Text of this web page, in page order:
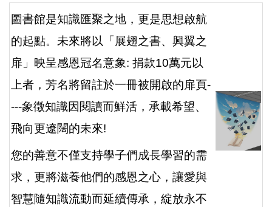
圖書館是知識匯聚之地，更是思想啟航
的起點。未來將以「展翅之書、興翼之
扉」映呈感恩冠名意象: 捐款10萬元以
上者，芳名將留註於一冊被開啟的扉頁-
---象徵知識因閱讀而鮮活 ，承載希望、
飛向更遼闊的未來!
您的善意不僅支持學子們成長學習的需
求，更將滋養他們的感恩之心，讓愛與
智慧隨知識流動而延續傳承，綻放永不